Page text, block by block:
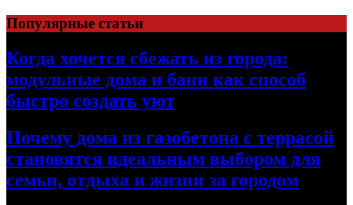
Перейти
к
содержимому
Популярные статьи
Когда хочется сбежать из города:
модульные дома и бани как способ
быстро создать уют
Почему дома из газобетона с террасой
становятся идеальным выбором для
семьи, отдыха и жизни за городом